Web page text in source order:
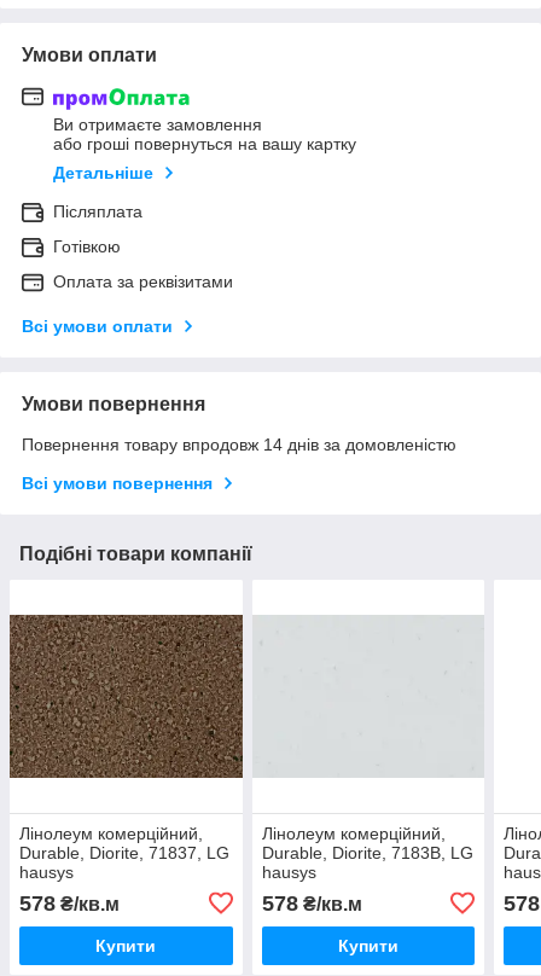
Умови оплати
Ви отримаєте замовлення
або гроші повернуться на вашу картку
Детальніше
Післяплата
Готівкою
Оплата за реквізитами
Всі умови оплати
Умови повернення
Повернення товару впродовж 14 днів за домовленістю
Всі умови повернення
Подібні товари компанії
Лінолеум комерційний,
Durable, Diorite, 71837, LG
hausys
578 ₴/кв.м
Купити
Лінолеум комерційний,
Durable, Diorite, 7183B, LG
hausys
578₴/кв.м
Купити
578